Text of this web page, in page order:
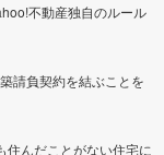
不動産独自のルール
請負契約を結ぶことを
住んだことがない住宅に